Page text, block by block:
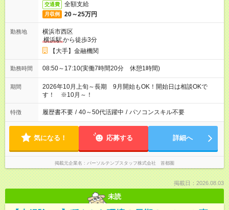
交通費 全額支給
月収例 20～25万円
勤務地
横浜市西区
横浜駅から徒歩3分
【大手】金融機関
勤務時間 08:50～17:10(実働7時間20分 休憩1時間)
期間
2026年10月上旬～長期 9月開始もOK！開始日は相談OKで
す！ ※10月～！
特徴 履歴書不要 / 40～50代活躍中 / パソコンスキル不要
気になる！ 応募する 詳細へ
掲載元企業名 パーソルテンプスタッフ株式会社 首都圏
掲載日：2026.08.03
未読